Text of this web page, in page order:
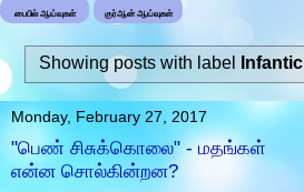
பைபில் ஆய்வுகள் குர்ஆன் ஆய்வுகள்
Showing posts with label
Monday, February 27, 2017
"பெண் சிசுக்கொலை" - மதங்கள்
என்ன சொல்கின்றன?